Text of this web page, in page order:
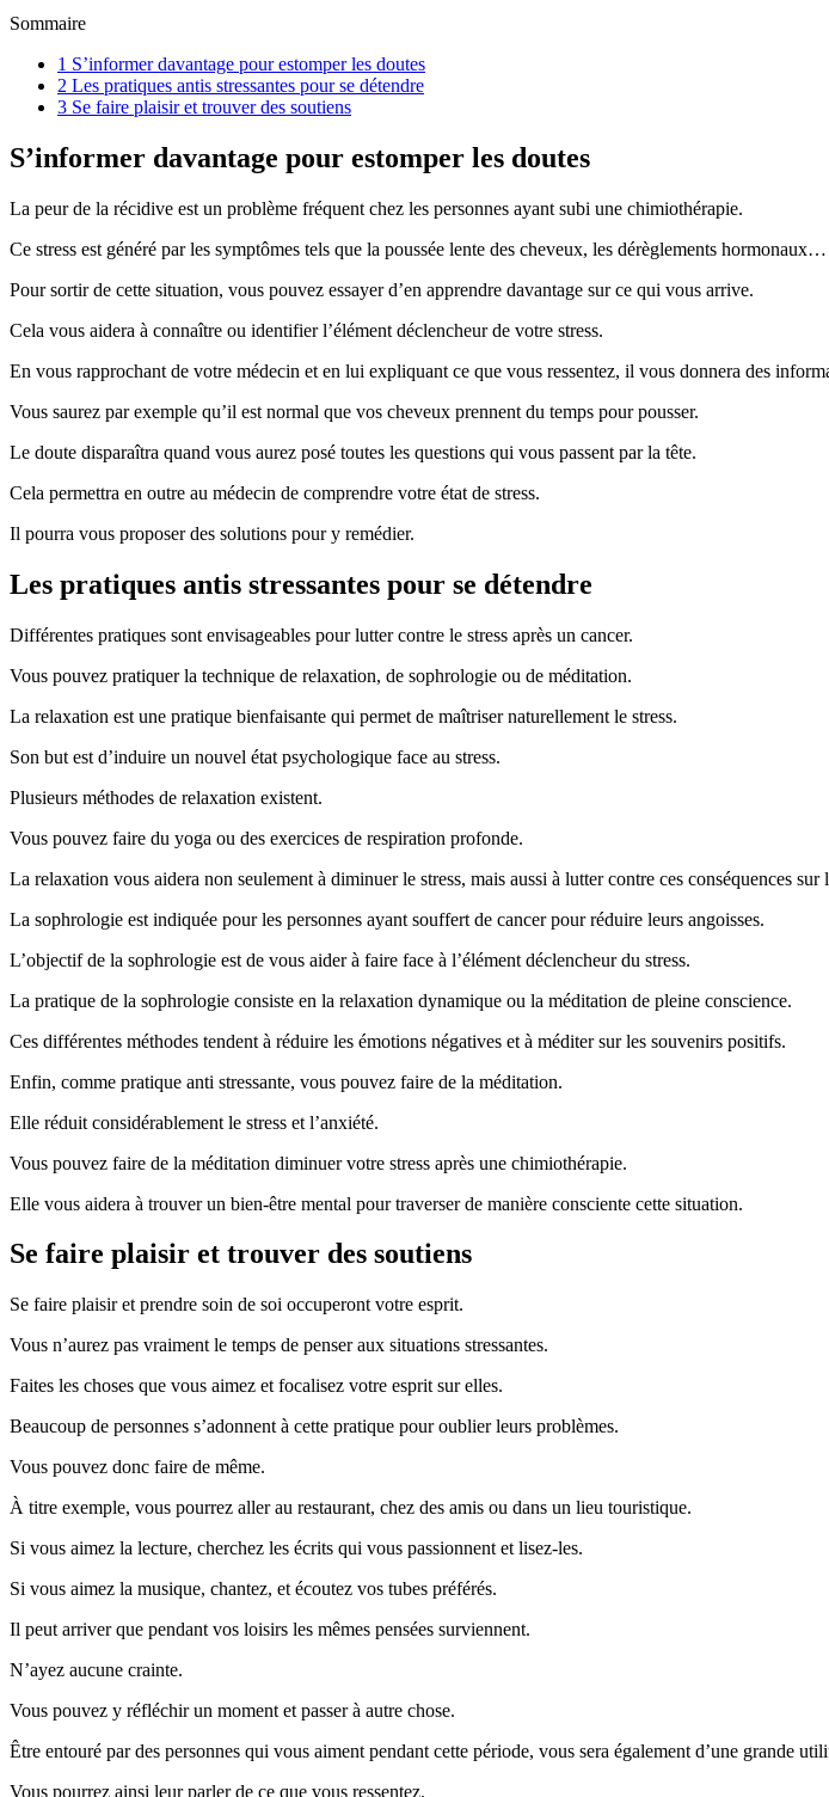
Sommaire
1 S’informer davantage pour estomper les doutes
2 Les pratiques antis stressantes pour se détendre
3 Se faire plaisir et trouver des soutiens
S’informer davantage pour estomper les doutes
La peur de la récidive est un problème fréquent chez les personnes ayant subi une chimiothérapie.
Ce stress est généré par les symptômes tels que la poussée lente des cheveux, les dérèglements
Pour sortir de cette situation, vous pouvez essayer d’en apprendre davantage sur ce qui vous arrive.
Cela vous aidera à connaître ou identifier l’élément déclencheur de votre stress.
En vous rapprochant de votre médecin et en lui expliquant ce que vous ressentez, il vous donnera des
Vous saurez par exemple qu’il est normal que vos cheveux prennent du temps pour pousser.
Le doute disparaîtra quand vous aurez posé toutes les questions qui vous passent par la tête.
Cela permettra en outre au médecin de comprendre votre état de stress.
Il pourra vous proposer des solutions pour y remédier.
Les pratiques antis stressantes pour se détendre
Différentes pratiques sont envisageables pour lutter contre le stress après un cancer.
Vous pouvez pratiquer la technique de relaxation, de sophrologie ou de méditation.
La relaxation est une pratique bienfaisante qui permet de maîtriser naturellement le stress.
Son but est d’induire un nouvel état psychologique face au stress.
Plusieurs méthodes de relaxation existent.
Vous pouvez faire du yoga ou des exercices de respiration profonde.
La relaxation vous aidera non seulement à diminuer le stress, mais aussi à lutter contre ces conséquences sur
La sophrologie est indiquée pour les personnes ayant souffert de cancer pour réduire leurs angoisses.
L’objectif de la sophrologie est de vous aider à faire face à l’élément déclencheur du stress.
La pratique de la sophrologie consiste en la relaxation dynamique ou la méditation de pleine conscience.
Ces différentes méthodes tendent à réduire les émotions négatives et à méditer sur les souvenirs positifs.
Enfin, comme pratique anti stressante, vous pouvez faire de la méditation.
Elle réduit considérablement le stress et l’anxiété.
Vous pouvez faire de la méditation diminuer votre stress après une chimiothérapie.
Elle vous aidera à trouver un bien-être mental pour traverser de manière consciente cette situation.
Se faire plaisir et trouver des soutiens
Se faire plaisir et prendre soin de soi occuperont votre esprit.
Vous n’aurez pas vraiment le temps de penser aux situations stressantes.
Faites les choses que vous aimez et focalisez votre esprit sur elles.
Beaucoup de personnes s’adonnent à cette pratique pour oublier leurs problèmes.
Vous pouvez donc faire de même.
À titre exemple, vous pourrez aller au restaurant, chez des amis ou dans un lieu touristique.
Si vous aimez la lecture, cherchez les écrits qui vous passionnent et lisez-les.
Si vous aimez la musique, chantez, et écoutez vos tubes préférés.
Il peut arriver que pendant vos loisirs les mêmes pensées surviennent.
N’ayez aucune crainte.
Vous pouvez y réfléchir un moment et passer à autre chose.
Être entouré par des personnes qui vous aiment pendant cette période, vous sera également d’une grande
Vous pourrez ainsi leur parler de ce que vous ressentez.